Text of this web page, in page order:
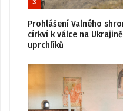
3
Prohlášení Valného
církví k válce na
uprchlíků